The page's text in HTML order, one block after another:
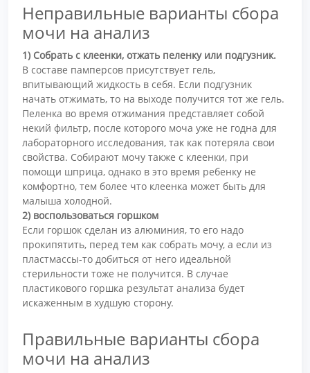
Неправильные варианты сбора
мочи на анализ
1) Собрать с клеенки, отжать пеленку или подгузник.
В составе памперсов присутствует гель,
впитывающий жидкость в себя. Если подгузник
начать отжимать, то на выходе получится тот же гель.
Пеленка во время отжимания представляет собой
некий фильтр, после которого моча уже не годна для
лабораторного исследования, так как потеряла свои
свойства. Собирают мочу также с клеенки, при
помощи шприца, однако в это время ребенку не
комфортно, тем более что клеенка может быть для
малыша холодной.
2) воспользоваться горшком
Если горшок сделан из алюминия, то его надо
прокипятить, перед тем как собрать мочу, а если из
пластмассы-то добиться от него идеальной
стерильности тоже не получится. В случае
пластикового горшка результат анализа будет
искаженным в худшую сторону.
Правильные варианты сбора
мочи на анализ